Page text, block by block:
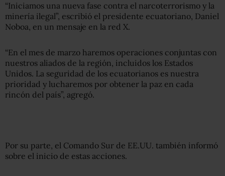
“Iniciamos una nueva fase contra el narcoterrorismo y la
minería ilegal”, escribió el presidente ecuatoriano, Daniel
Noboa, en un mensaje en la red X.
“En el mes de marzo haremos operaciones conjuntas con
nuestros aliados de la región, incluidos los Estados
Unidos. La seguridad de los ecuatorianos es nuestra
prioridad y lucharemos por obtener la paz en cada
rincón del país”, agregó.
Por su parte, el Comando Sur de EE.UU. también informó
sobre el inicio de estas acciones.